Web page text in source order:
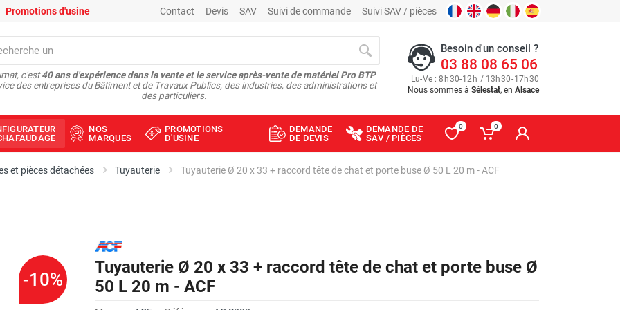
Promotions d'usine Contact Devis SAV Suivi de commande Suivi SAV / pièces
c'est40 ans d'expérience dans la vente et le service après-vente de matériel Pro BTP
des entreprises du Bâtiment et de Travaux Publics, des industries, des administrations et
des particuliers.
Besoin d'un conseil ?
03 88 08 65 06
Lu-Ve : 8h30-12h / 13h30-17h30
Nous sommes à Sélestat, en Alsace
NOS
MARQUES
PROMOTIONS
D'USINE
DEMANDE
DE DEVIS
DEMANDE DE
SAV / PIÈCES
0 0
et pièces détachées Tuyauterie Tuyauterie Ø 20 x 33 + raccord tête de chat et porte buse Ø 50 L 20 m - ACF
-10%
Tuyauterie Ø 20 x 33 + raccord tête de chat et porte buse Ø
50 L 20 m - ACF